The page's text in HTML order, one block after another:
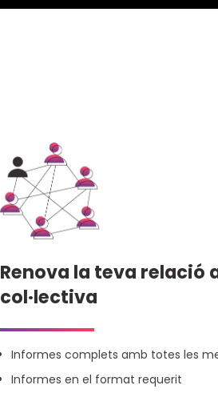
Renova la teva relació
col·lectiva
Informes complets amb totes les
Informes en el format requerit